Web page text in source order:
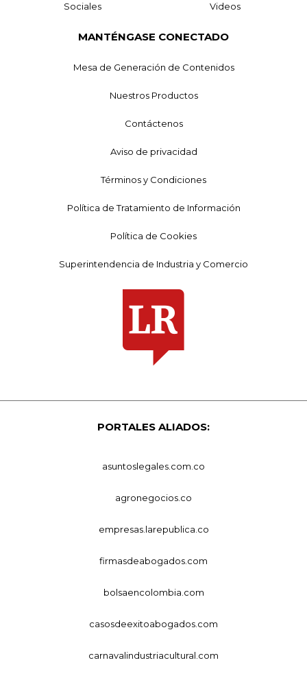
Sociales Videos
MANTÉNGASE CONECTADO
Mesa de Generación de Contenidos
Nuestros Productos
Contáctenos
Aviso de privacidad
Términos y Condiciones
Política de Tratamiento de Información
Política de Cookies
Superintendencia de Industria y Comercio
PORTALES ALIADOS:
asuntoslegales.com.co
agronegocios.co
empresas.larepublica.co
firmasdeabogados.com
bolsaencolombia.com
casosdeexitoabogados.com
carnavalindustriacultural.com